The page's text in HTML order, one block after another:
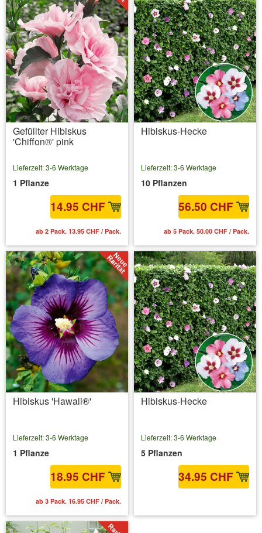
Gefüllter Hibiskus
'Chiffon®' pink
Lieferzeit: 3-6 Werktage
1 Pflanze
14.95 CHF
ab 2 Pack. 13.95 CHF / Pack.
Hibiskus-Hecke
Lieferzeit: 3-6 Werktage
10 Pflanzen
56.50 CHF
ab 5 Pack. 50.00 CHF / Pack.
Hibiskus 'Hawaii®'
Lieferzeit: 3-6 Werktage
1 Pflanze
18.95 CHF
ab 3 Pack. 16.95 CHF / Pack.
Hibiskus-Hecke
Lieferzeit: 3-6 Werktage
5 Pflanzen
34.95 CHF